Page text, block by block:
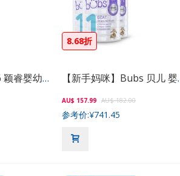
【单罐包邮】Oli6 颖睿婴幼儿羊奶粉2段 800g
8.68折
【新手妈咪
AU$ 157.99 AU$ 182.00
参考价:¥741.45